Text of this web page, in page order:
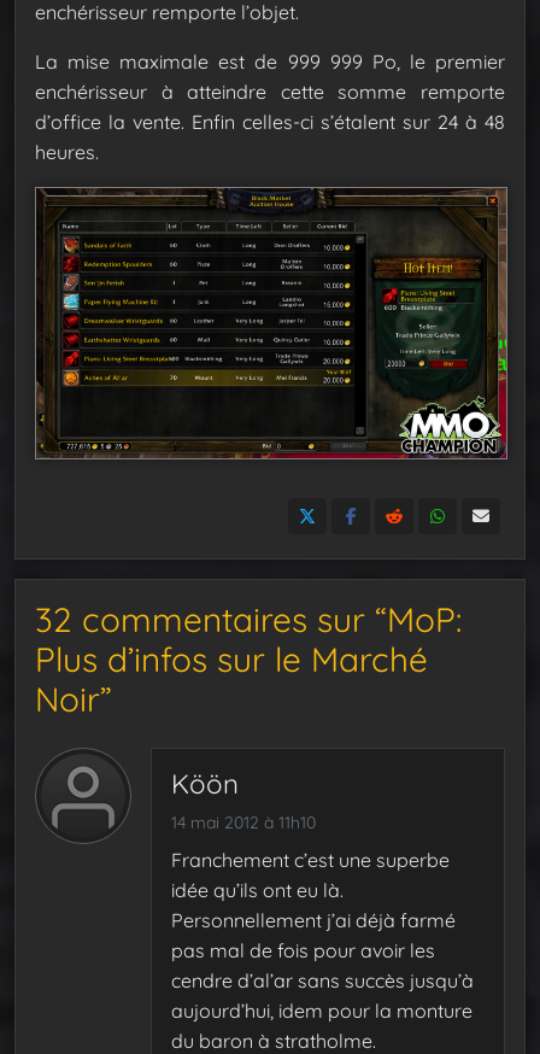
enchérisseur remporte l’objet.
La mise maximale est de 999 999 Po, le premier
enchérisseur à atteindre cette somme remporte
d’office la vente. Enfin celles-ci s’étalent sur 24 à 48
heures.
32 commentaires sur “MoP:
Plus d’infos sur le Marché
Noir”
Köön
14 mai 2012 à 11h10
Franchement c’est une superbe
idée qu’ils ont eu là.
Personnellement j’ai déjà farmé
pas mal de fois pour avoir les
cendre d’al’ar sans succès jusqu’à
aujourd’hui, idem pour la monture
du baron à stratholme.